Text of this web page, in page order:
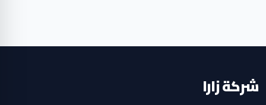
شركة زارا